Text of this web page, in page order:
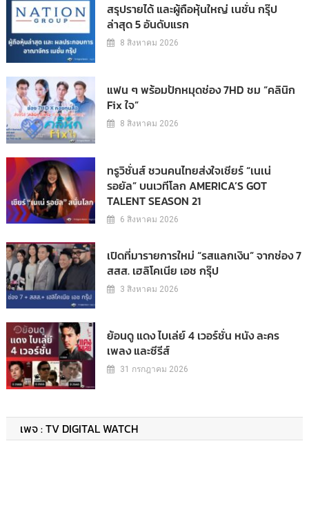
สรุปรายได้ และผู้ถือหุ้นใหญ่ เนชั่น กรุ๊ป
ล่าสุด 5 อันดับแรก
8 สิงหาคม 2026
แฟน ๆ พร้อมปักหมุดช่อง 7HD ชม “คลินิก
Fix ใจ”
8 สิงหาคม 2026
ทรูวิชั่นส์ ชวนคนไทยส่งใจเชียร์ “เนเน่
รอยัล” บนเวทีโลก AMERICA’S GOT
TALENT SEASON 21
6 สิงหาคม 2026
เปิดที่มารายการใหม่ “รสแลกเงิน” จากช่อง 7
สสส. เฮลิโคเนีย เอช กรุ๊ป
3 สิงหาคม 2026
ย้อนดู แดง ไบเล่ย์ 4 เวอร์ชั่น หนัง ละคร
เพลง และซีรีส์
31 กรกฎาคม 2026
เพจ : TV DIGITAL WATCH